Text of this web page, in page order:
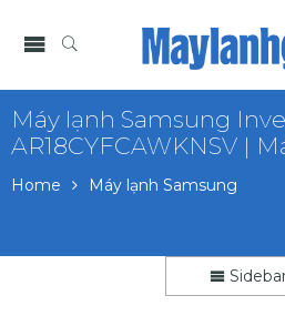
Máy lạnh Samsung
AR18CYFCAWKNSV |
Home Máy lạnh Samsung